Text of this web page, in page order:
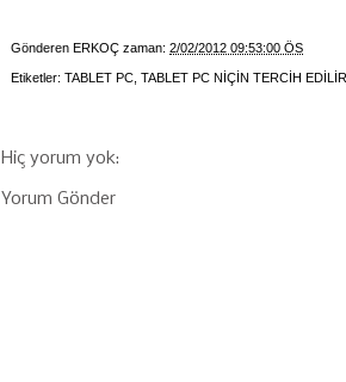
Gönderen ERKOÇ zaman: 2/02/2012 09:53:00 ÖS
Etiketler: TABLET PC TABLET PC NİÇİN TERCİH EDİLİR
Hiç yorum yok:
Yorum Gönder